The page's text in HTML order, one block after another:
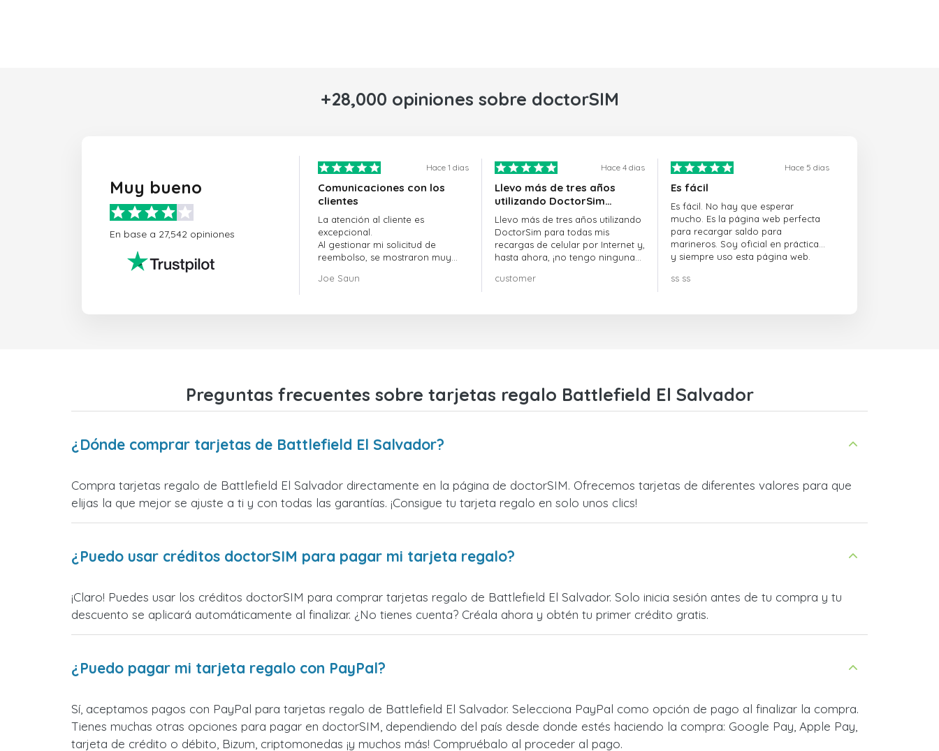
+28,000 opiniones sobre doctorSIM
Muy bueno
En base a 27,542 opiniones
Hace 1 dias
Comunicaciones con los
clientes
La atención al cliente es
excepcional.
Al gestionar mi solicitud de
reembolso, se mostraron muy
gestión, y resolvieron mi
Joe Saun
Hace 4 dias
Llevo más de tres años
utilizando DoctorSim…
Llevo más de tres años utilizando
DoctorSim para todas mis
recargas de celular por Internet y,
hasta ahora, ¡no tengo ninguna
customer
Hace 5 dias
Es fácil
Es fácil. No hay que esperar
mucho. Es la página web perfecta
para recargar saldo para
marineros. Soy oficial en prácticas
y siempre uso esta página web.
ss ss
Preguntas frecuentes sobre tarjetas regalo Battlefield El Salvador
¿Dónde comprar tarjetas de Battlefield El Salvador?
Compra tarjetas regalo de Battlefield El Salvador directamente en la página de doctorSIM. Ofrecemos tarjetas de diferentes valores para que
elijas la que mejor se ajuste a ti y con todas las garantías. ¡Consigue tu tarjeta regalo en solo unos clics!
¿Puedo usar créditos doctorSIM para pagar mi tarjeta regalo?
¡Claro! Puedes usar los créditos doctorSIM para comprar tarjetas regalo de Battlefield El Salvador. Solo inicia sesión antes de tu compra y tu
descuento se aplicará automáticamente al finalizar. ¿No tienes cuenta? Créala ahora y obtén tu primer crédito gratis.
¿Puedo pagar mi tarjeta regalo con PayPal?
Sí, aceptamos pagos con PayPal para tarjetas regalo de Battlefield El Salvador. Selecciona PayPal como opción de pago al finalizar la compra.
Tienes muchas otras opciones para pagar en doctorSIM, dependiendo del país desde donde estés haciendo la compra: Google Pay, Apple Pay,
tarjeta de crédito o débito, Bizum, criptomonedas ¡y muchos más! Compruébalo al proceder al pago.